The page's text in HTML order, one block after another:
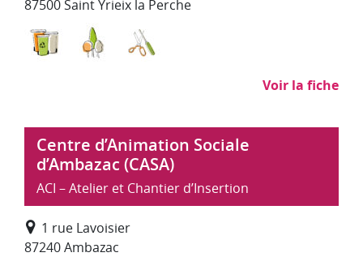
87500 Saint Yrieix la Perche
Déchets : collecte, traitement, recyclage
Environnement, entretien et
Voir la fiche
Centre d’Animation Sociale
d’Ambazac (CASA)
ACI – Atelier et Chantier d’Insertion
1 rue Lavoisier
87240 Ambazac